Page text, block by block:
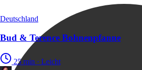
Deutschland
Bud & Terence Bohnenpfanne
25 min · Leicht